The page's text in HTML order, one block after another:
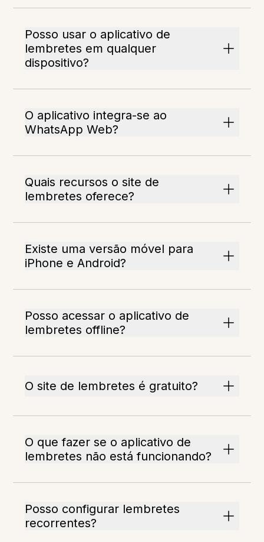
Posso usar o aplicativo de
lembretes em qualquer
dispositivo?
O aplicativo integra-se ao
WhatsApp Web?
Quais recursos o site de
lembretes oferece?
Existe uma versão móvel para
iPhone e Android?
Posso acessar o aplicativo de
lembretes offline?
O site de lembretes é gratuito?
O que fazer se o aplicativo de
lembretes não está funcionando?
Posso configurar lembretes
recorrentes?